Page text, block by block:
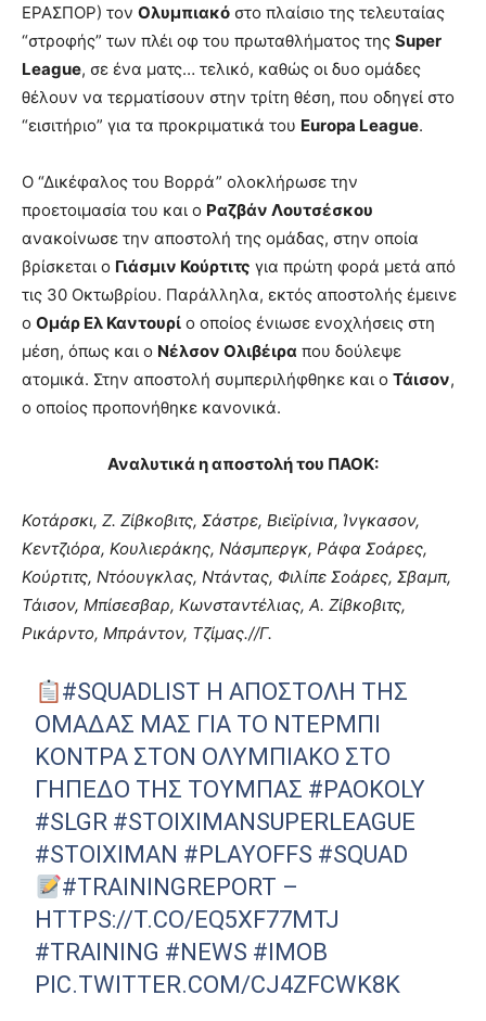
ΕΡΑΣΠΟΡ) τον Ολυμπιακό στο πλαίσιο της τελευταίας
“στροφής” των πλέι οφ του πρωταθλήματος της Super
League, σε ένα ματς… τελικό, καθώς οι δυο ομάδες
θέλουν να τερματίσουν στην τρίτη θέση, που οδηγεί στο
“εισιτήριο” για τα προκριματικά του Europa League.
Ο “Δικέφαλος του Βορρά” ολοκλήρωσε την
προετοιμασία του και ο Ραζβάν Λουτσέσκου
ανακοίνωσε την αποστολή της ομάδας, στην οποία
βρίσκεται ο Γιάσμιν Κούρτιτς για πρώτη φορά μετά από
τις 30 Οκτωβρίου. Παράλληλα, εκτός αποστολής έμεινε
ο Ομάρ Ελ Καντουρί ο οποίος ένιωσε ενοχλήσεις στη
μέση, όπως και ο Νέλσον Ολιβέιρα που δούλεψε
ατομικά. Στην αποστολή συμπεριλήφθηκε και ο Τάισον,
ο οποίος προπονήθηκε κανονικά.
Αναλυτικά η αποστολή του ΠΑΟΚ:
Κοτάρσκι, Ζ. Ζίβκοβιτς, Σάστρε, Βιεϊρίνια, Ίνγκασον,
Κεντζιόρα, Κουλιεράκης, Νάσμπεργκ, Ράφα Σοάρες,
Κούρτιτς, Ντόουγκλας, Ντάντας, Φιλίπε Σοάρες, Σβαμπ,
Τάισον, Μπίσεσβαρ, Κωνσταντέλιας, Α. Ζίβκοβιτς,
Ρικάρντο, Μπράντον, Τζίμας.//Γ.
#SQUADLIST Η ΑΠΟΣΤΟΛΉ ΤΗΣ
ΟΜΆΔΑΣ ΜΑΣ ΓΙΑ ΤΟ ΝΤΈΡΜΠΙ
ΚΌΝΤΡΑ ΣΤΟΝ ΟΛΥΜΠΙΑΚΌ ΣΤΟ
ΓΉΠΕΔΟ ΤΗΣ ΤΟΎΜΠΑΣ #PAOKOLY
#SLGR #STOIXIMANSUPERLEAGUE
#STOIXIMAN #PLAYOFFS #SQUAD
#TRAININGREPORT –
HTTPS://T.CO/EQ5XF77MTJ
#TRAINING #NEWS #IMOB
PIC.TWITTER.COM/CJ4ZFCWK8K